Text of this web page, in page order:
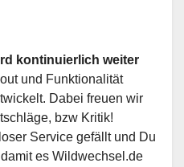
kontinuierlich weiter
und Funktionalität
Dabei freuen wir
bzw Kritik!
Service gefällt und Du
es Wildwechsel.de